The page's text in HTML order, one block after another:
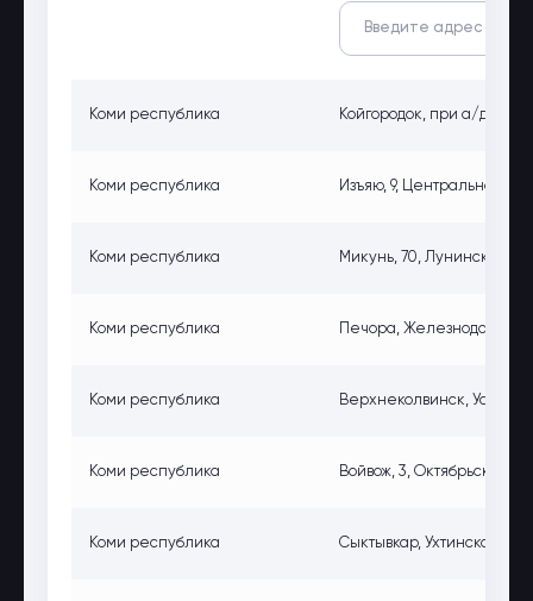
Коми республика Койгородок, при а/д
Коми республика Изъяю, 9, Центральная
Коми республика Микунь, 70, Лунинская
Коми республика Печора,
Коми республика Верхнеколвинск,
Коми республика Войвож, 3, Октябрьская
Коми республика Сыктывкар, Ухтинское ш.,